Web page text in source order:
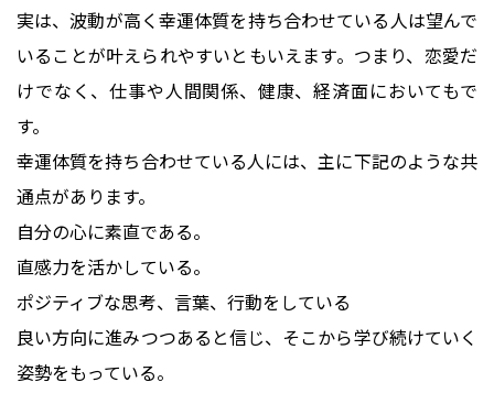
実は、波動が高く幸運体質を持ち合わせている人は望んで
いることが叶えられやすいともいえます。つまり、恋愛だ
けでなく、仕事や人間関係、健康、経済面においてもで
す。
幸運体質を持ち合わせている人には、主に下記のような共
通点があります。
自分の心に素直である。
直感力を活かしている。
ポジティブな思考、言葉、行動をしている
良い方向に進みつつあると信じ、そこから学び続けていく
姿勢をもっている。